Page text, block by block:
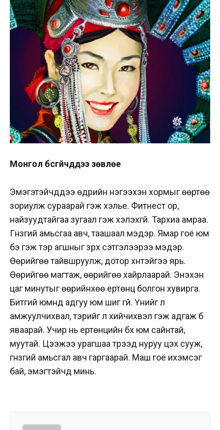
Монгол бүсгүйчүүддээ зөвлөе
Эмэгэтэйчүүддээ өдрийн нэгээхэн хормыг өөртөө
зориулж сураарай гэж хэлье. Фитнест ор,
найзуудтайгаа зугаал гэж хэлэхгүй. Тархиа амраа.
Гүнзгий амьсгаа авч, таашаал мэдэр. Ямар гоё юм
бэ гэж тэр агшныг зүрх сэтгэлээрээ мэдэр.
Өөрийгөө тайвшруулж, дотор хүнтэйгээ ярь.
Өөрийгөө магтаж, өөрийгөө хайрлаарай. Энэхэн
цаг минутыг өөрийнхөө ертөнц болгон хувирга.
Битгий юмнд адгуу юм шиг гүй. Үүнийг л
амжуулчихвал, тэрийг л хийчихвэл гэж адгаж бүү
яваарай. Учир нь ертөнцийн бүх юм сайнтай,
муутай. Цээжээ урагшаа түрээд нуруу цэх сууж,
гүнзгий амьсгал авч гаргаарай. Маш гоё ихэмсэг
бай, эмэгтэйчүүд минь.